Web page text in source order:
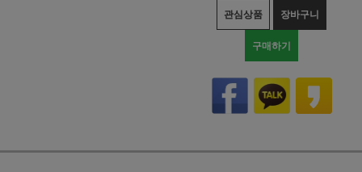
관심상품 장바구니
구매하기